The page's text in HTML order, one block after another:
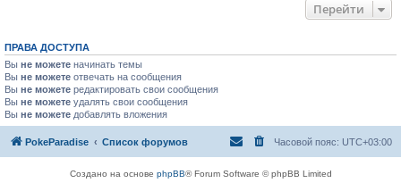
Перейти
ПРАВА ДОСТУПА
Вы не можете начинать темы
Вы не можете отвечать на сообщения
Вы не можете редактировать свои сообщения
Вы не можете удалять свои сообщения
Вы не можете добавлять вложения
PokeParadise Список форумов Часовой пояс: UTC+03:00
Создано на основе phpBB® Forum Software © phpBB Limited